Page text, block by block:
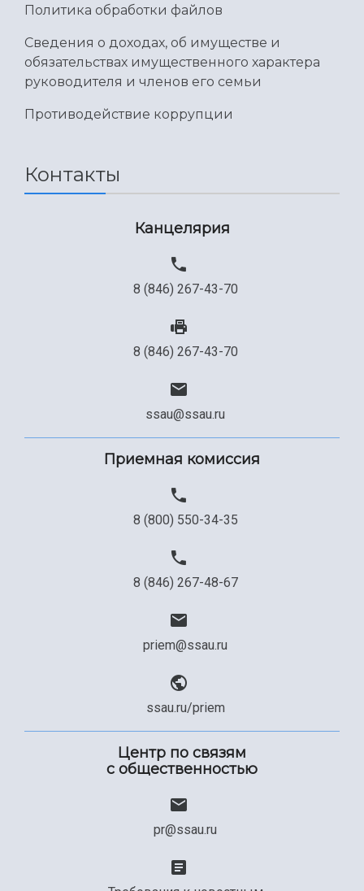
Политика обработки файлов
Сведения о доходах, об имуществе и
обязательствах имущественного характера
руководителя и членов его семьи
Противодействие коррупции
Контакты
Канцелярия
8 (846) 267-43-70
8 (846) 267-43-70
ssau@ssau.ru
Приемная комиссия
8 (800) 550-34-35
8 (846) 267-48-67
priem@ssau.ru
ssau.ru/priem
Центр по связям
с общественностью
pr@ssau.ru